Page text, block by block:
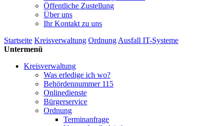
Öffentliche Zustellung
Über uns
Ihr Kontakt zu uns
Startseite Kreisverwaltung Ordnung Ausfall IT-Systeme
Untermenü
Kreisverwaltung
Was erledige ich wo?
Behördennummer 115
Onlinedienste
Bürgerservice
Ordnung
Terminanfrage